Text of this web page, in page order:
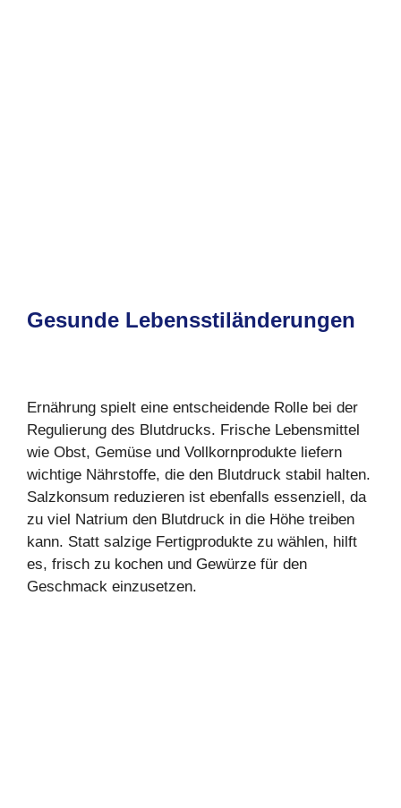
Gesunde Lebensstiländerungen
Ernährung spielt eine entscheidende Rolle bei der
Regulierung des Blutdrucks. Frische Lebensmittel
wie Obst, Gemüse und Vollkornprodukte liefern
wichtige Nährstoffe, die den Blutdruck stabil halten.
Salzkonsum reduzieren ist ebenfalls essenziell, da
zu viel Natrium den Blutdruck in die Höhe treiben
kann. Statt salzige Fertigprodukte zu wählen, hilft
es, frisch zu kochen und Gewürze für den
Geschmack einzusetzen.